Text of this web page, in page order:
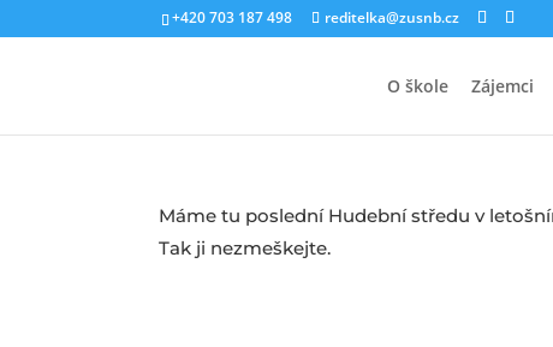
+420 703 187 498 reditelka@zusnb.cz
O škole Zájemci
Máme tu poslední Hudební středu v
Tak ji nezmeškejte.